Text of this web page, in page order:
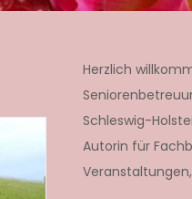
Herzlich
Schleswig-
Autorin für